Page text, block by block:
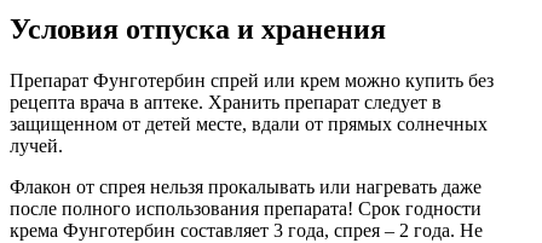
Условия отпуска и хранения
Препарат Фунготербин спрей или крем можно купить без
рецепта врача в аптеке. Хранить препарат следует в
защищенном от детей месте, вдали от прямых солнечных
лучей.
Флакон от спрея нельзя прокалывать или нагревать даже
после полного использования препарата! Срок годности
крема Фунготербин составляет 3 года, спрея – 2 года. Не